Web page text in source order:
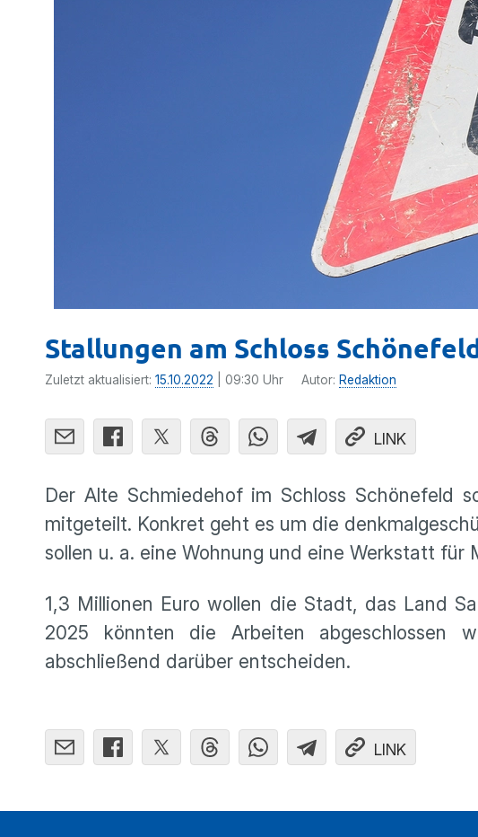
Stallungen am Schloss
Zuletzt aktualisiert: 15.10.2022 | 09:30 Uhr Autor: Redaktion
LINK
Der Alte Schmiedehof im Schloss Schönefeld
mitgeteilt. Konkret geht es um die
sollen u. a. eine Wohnung und eine Werkstatt
1,3 Millionen Euro wollen die Stadt, das Land
2025 könnten die Arbeiten abgeschlossen
abschließend darüber entscheiden.
LINK